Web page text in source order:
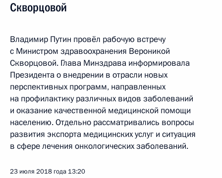
Скворцовой
Владимир Путин провёл рабочую встречу
с Министром здравоохранения Вероникой
Скворцовой. Глава Минздрава информировала
Президента о внедрении в отрасли новых
перспективных программ, направленных
на профилактику различных видов заболеваний
и оказание качественной медицинской помощи
населению. Отдельно рассматривались вопросы
развития экспорта медицинских услуг и ситуация
в сфере лечения онкологических заболеваний.
23 июля 2018 года 13:20